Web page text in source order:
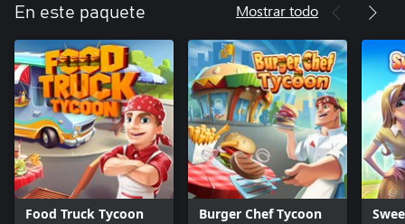
En este paquete Mostrar todo
Food Truck Tycoon Burger Chef Tycoon